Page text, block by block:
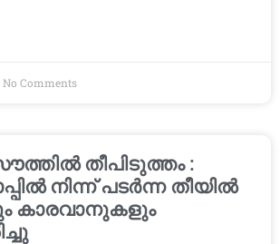
No Comments
തീപിടുത്തം :
നിന്ന് പടർന്ന തീയിൽ
കാരവാനുകളും